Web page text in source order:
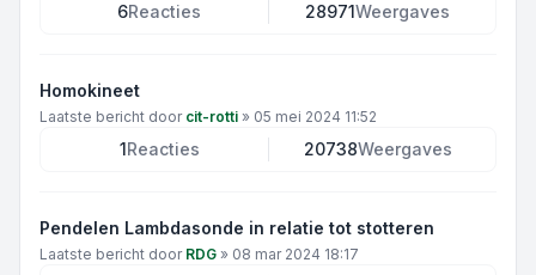
6Reacties 28971Weergaves
Homokineet
Laatste bericht door cit-rotti » 05 mei 2024 11:52
1Reacties 20738Weergaves
Pendelen Lambdasonde in relatie tot stotteren
Laatste bericht door RDG » 08 mar 2024 18:17